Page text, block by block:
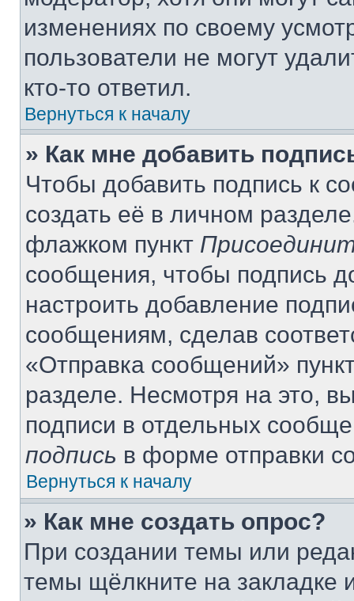
изменениях по своему
пользователи не могут
кто-то ответил.
Вернуться к началу
» Как мне добавить
Чтобы добавить подпись к
создать её в личном
флажком пункт
сообщения, чтобы подпись
настроить добавление
сообщениям, сделав
«Отправка сообщений»
разделе. Несмотря на это,
подписи в отдельных
подпись в форме отправки
Вернуться к началу
» Как мне создать опрос?
При создании темы или
темы щёлкните на